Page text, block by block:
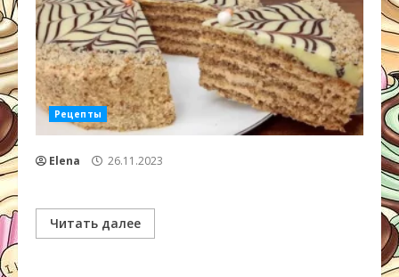
Рецепты
Elena 26.11.2023
Читать далее